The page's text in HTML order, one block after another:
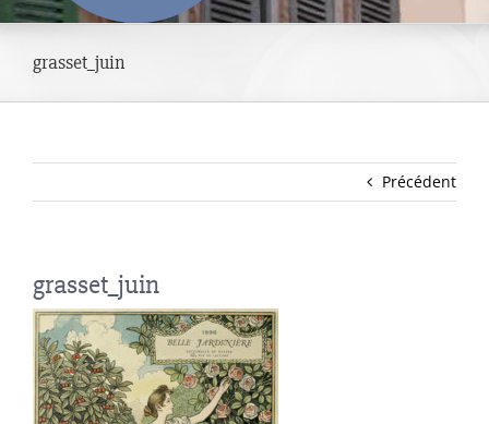
grasset_juin
Précédent
grasset_juin